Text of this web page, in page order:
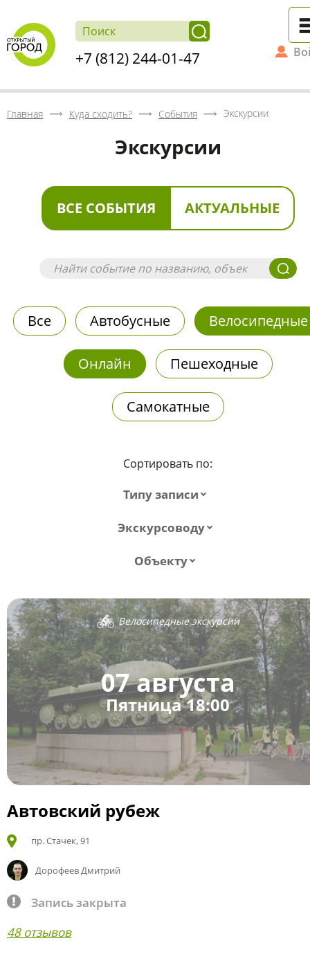
+7 (812) 244-01-47
Главная Куда сходить? События Экскурсии
Экскурсии
ВСЕ СОБЫТИЯ АКТУАЛЬНЫЕ
Все Автобусные Велосипедные
Онлайн Пешеходные
Самокатные
Сортировать по:
Типу записи
Экскурсоводу
Объекту
Велосипедные экскурсии
07 августа
Пятница 18:00
Автовский рубеж
пр. Стачек, 91
Дорофеев Дмитрий
Запись закрыта
48 отзывов